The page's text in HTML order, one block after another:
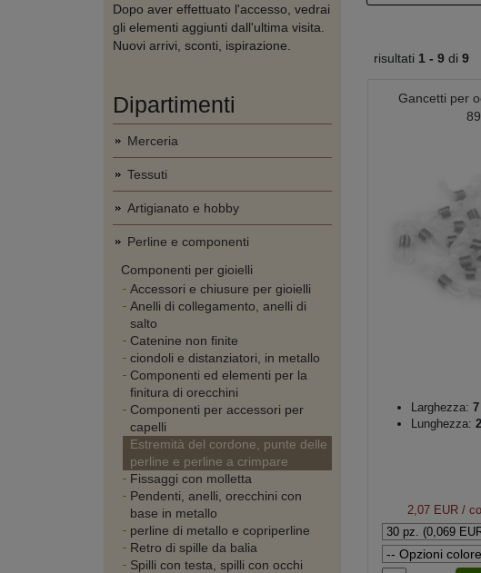
Dopo aver effettuato l'accesso, vedrai
gli elementi aggiunti dall'ultima visita.
Nuovi arrivi, sconti, ispirazione.
Dipartimenti
Merceria
Tessuti
Artigianato e hobby
Perline e componenti
Componenti per gioielli
Accessori e chiusure per gioielli
Anelli di collegamento, anelli di
salto
Catenine non finite
ciondoli e distanziatori, in metallo
Componenti ed elementi per la
finitura di orecchini
Componenti per accessori per
capelli
Estremità del cordone, punte delle
perline e perline a crimpare
Fissaggi con molletta
Pendenti, anelli, orecchini con
base in metallo
perline di metallo e copriperline
Retro di spille da balia
Spilli con testa, spilli con occhi
risultati 1 - 9 di 9
Gancetti per
Larghezza:
Lunghezza:
2,07 EUR/